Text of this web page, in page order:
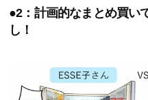
●2：計画的なまとめ買い
し！